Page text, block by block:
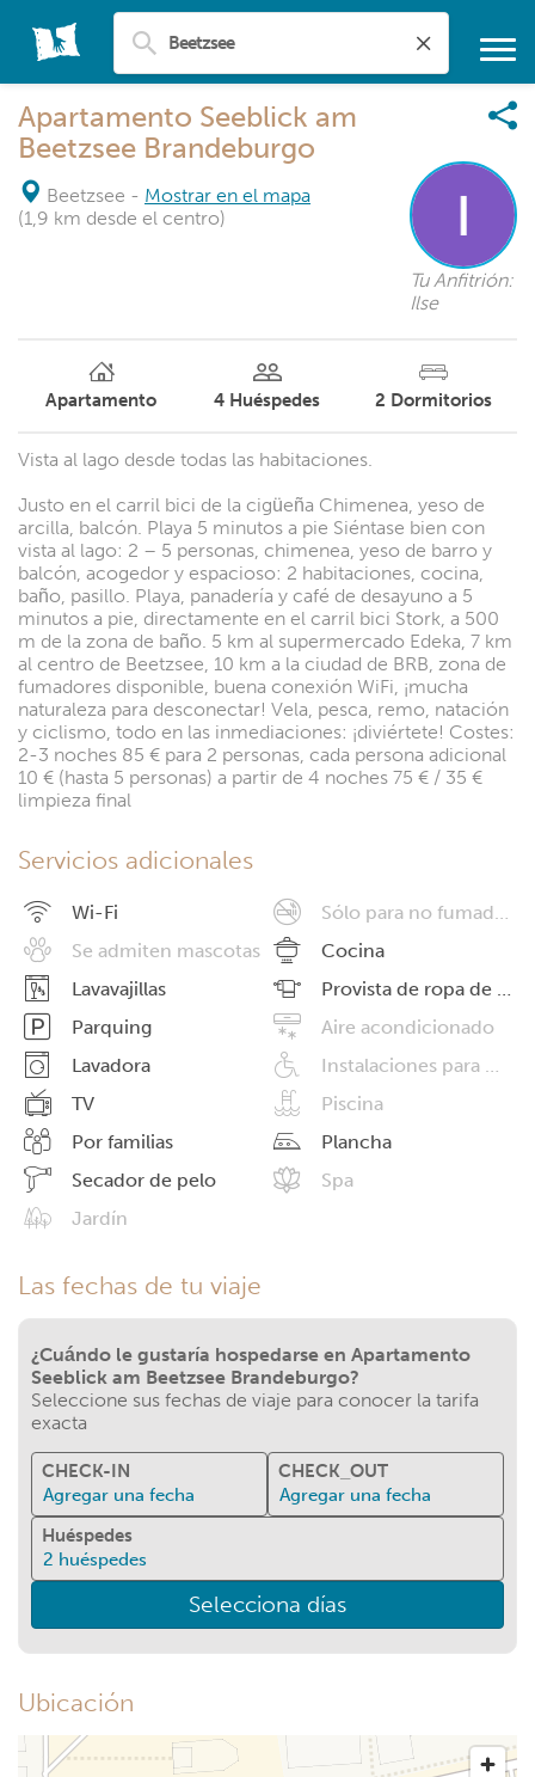
Apartamento Seeblick am
Beetzsee Brandeburgo
Beetzsee - Mostrar en el mapa
(1,9 km desde el centro)
Tu Anfitrión:
Ilse
Apartamento 4 Huéspedes 2 Dormitorios
Vista al lago desde todas las habitaciones.
Justo en el carril bici de la cigüeña Chimenea, yeso de
arcilla, balcón. Playa 5 minutos a pie Siéntase bien con
vista al lago: 2 – 5 personas, chimenea, yeso de barro y
balcón, acogedor y espacioso: 2 habitaciones, cocina,
baño, pasillo. Playa, panadería y café de desayuno a 5
minutos a pie, directamente en el carril bici Stork, a 500
m de la zona de baño. 5 km al supermercado Edeka, 7 km
al centro de Beetzsee, 10 km a la ciudad de BRB, zona de
fumadores disponible, buena conexión WiFi, ¡mucha
naturaleza para desconectar! Vela, pesca, remo, natación
y ciclismo, todo en las inmediaciones: ¡diviértete! Costes:
2-3 noches 85 € para 2 personas, cada persona adicional
10 € (hasta 5 personas) a partir de 4 noches 75 € / 35 €
limpieza final
Servicios adicionales
Wi-Fi
Sólo para no fumadores
Se admiten mascotas
Cocina
Lavavajillas
Provista de ropa de cama
Parquing
Aire acondicionado
Lavadora
Instalaciones para minusválidos
TV
Piscina
Por familias
Plancha
Secador de pelo
Spa
Jardín
Las fechas de tu viaje
¿Cuándo le gustaría hospedarse en Apartamento
Seeblick am Beetzsee Brandeburgo?
Seleccione sus fechas de viaje para conocer la tarifa
exacta
CHECK-IN
Agregar una fecha
CHECK_OUT
Agregar una fecha
Huéspedes
2 huéspedes
Selecciona días
Ubicación